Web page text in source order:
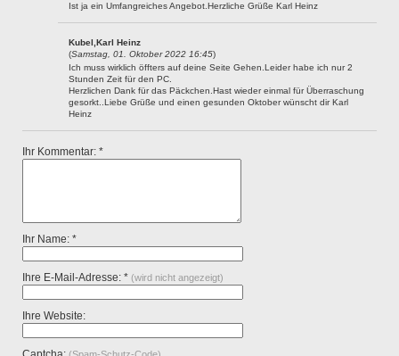
Ist ja ein Umfangreiches Angebot.Herzliche Grüße Karl Heinz
Kubel,Karl Heinz
(Samstag, 01. Oktober 2022 16:45)
Ich muss wirklich öffters auf deine Seite Gehen.Leider habe ich nur 2
Stunden Zeit für den PC.
Herzlichen Dank für das Päckchen.Hast wieder einmal für Überraschung
gesorkt..Liebe Grüße und einen gesunden Oktober wünscht dir Karl
Heinz
Ihr Kommentar: *
Ihr Name: *
Ihre E-Mail-Adresse: * (wird nicht angezeigt)
Ihre Website: